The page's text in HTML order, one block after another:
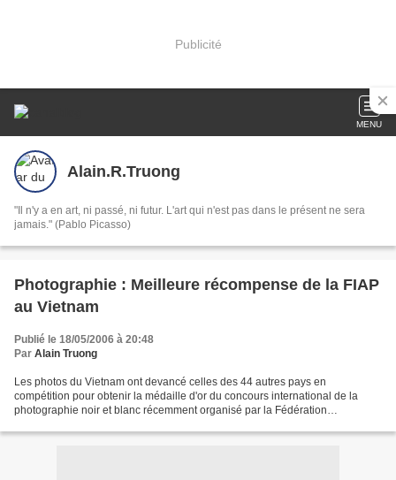
Publicité
MENU
Alain.R.Truong
"Il n'y a en art, ni passé, ni futur. L'art qui n'est pas dans le présent ne sera
jamais." (Pablo Picasso)
Photographie : Meilleure récompense de la FIAP
au Vietnam
Publié le 18/05/2006 à 20:48
Par Alain Truong
Les photos du Vietnam ont devancé celles des 44 autres pays en
compétition pour obtenir la médaille d'or du concours international de la
photographie noir et blanc récemment organisé par la Fédération